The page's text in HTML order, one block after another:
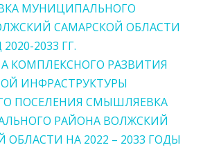
МУНИЦИПАЛЬНОГО
САМАРСКОЙ ОБЛАСТИ
2033 ГГ.
КОМПЛЕКСНОГО РАЗВИТИЯ
ИНФРАСТРУКТУРЫ
ПОСЕЛЕНИЯ СМЫШЛЯЕВКА
РАЙОНА ВОЛЖСКИЙ
ОБЛАСТИ НА 2022 – 2033 ГОДЫ